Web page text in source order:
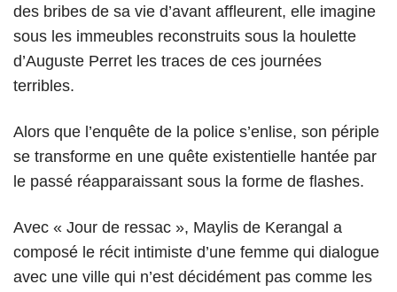
des bribes de sa vie d’avant affleurent, elle imagine
sous les immeubles reconstruits sous la houlette
d’Auguste Perret les traces de ces journées
terribles.
Alors que l’enquête de la police s’enlise, son périple
se transforme en une quête existentielle hantée par
le passé réapparaissant sous la forme de flashes.
Avec « Jour de ressac », Maylis de Kerangal a
composé le récit intimiste d’une femme qui dialogue
avec une ville qui n’est décidément pas comme les